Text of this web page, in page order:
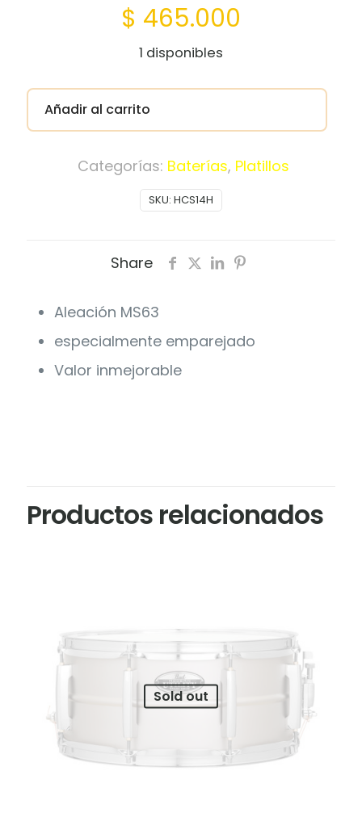
$ 465.000
1 disponibles
Añadir al carrito
SKU: HCS14H
Categorías: Baterías, Platillos
Share
Aleación MS63
especialmente emparejado
Valor inmejorable
Productos relacionados
Sold out